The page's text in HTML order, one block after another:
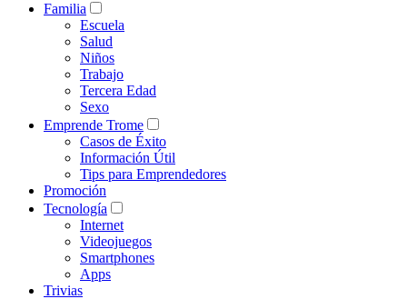
Familia
Escuela
Salud
Niños
Trabajo
Tercera Edad
Sexo
Emprende Trome
Casos de Éxito
Información Útil
Tips para Emprendedores
Promoción
Tecnología
Internet
Videojuegos
Smartphones
Apps
Trivias